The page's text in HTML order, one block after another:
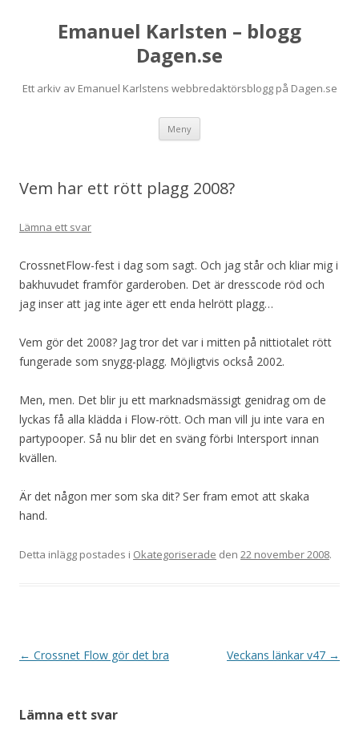
Emanuel Karlsten – blogg
Dagen.se
Ett arkiv av Emanuel Karlstens webbredaktörsblogg på Dagen.se
Meny
Vem har ett rött plagg 2008?
Lämna ett svar
CrossnetFlow-fest i dag som sagt. Och jag står och kliar mig i
bakhuvudet framför garderoben. Det är dresscode röd och
jag inser att jag inte äger ett enda helrött plagg…
Vem gör det 2008? Jag tror det var i mitten på nittiotalet rött
fungerade som snygg-plagg. Möjligtvis också 2002.
Men, men. Det blir ju ett marknadsmässigt genidrag om de
lyckas få alla klädda i Flow-rött. Och man vill ju inte vara en
partypooper. Så nu blir det en sväng förbi Intersport innan
kvällen.
Är det någon mer som ska dit? Ser fram emot att skaka
hand.
Detta inlägg postades i Okategoriserade den 22 november 2008.
Inläggsnavigering
← Crossnet Flow gör det bra Veckans länkar v47 →
Lämna ett svar